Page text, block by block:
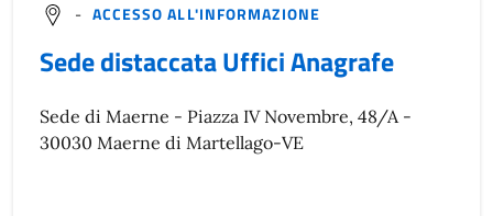
- ACCESSO ALL'INFORMAZIONE
Sede distaccata Uffici Anagrafe
Sede di Maerne - Piazza IV Novembre, 48/A -
30030 Maerne di Martellago-VE